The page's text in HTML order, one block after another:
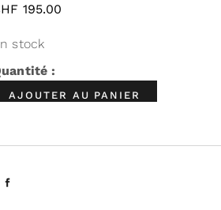
195.00
stock
AJOUTER AU PANIER